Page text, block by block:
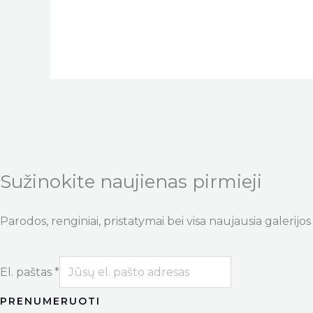
Sužinokite naujienas pirmieji
Parodos, renginiai, pristatymai bei visa naujausia galerijos
El. paštas *
PRENUMERUOTI